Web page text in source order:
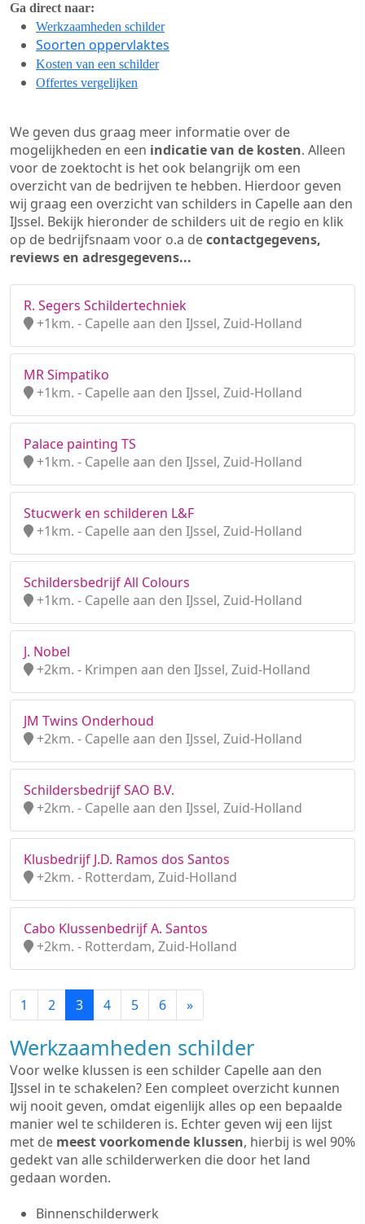
Ga direct naar:
Werkzaamheden schilder
Soorten oppervlaktes
Kosten van een schilder
Offertes vergelijken
We geven dus graag meer informatie over de
mogelijkheden en een indicatie van de kosten. Alleen
voor de zoektocht is het ook belangrijk om een
overzicht van de bedrijven te hebben. Hierdoor geven
wij graag een overzicht van schilders in Capelle aan den
IJssel. Bekijk hieronder de schilders uit de regio en klik
op de bedrijfsnaam voor o.a decontactgegevens,
reviews en adresgegevens...
R. Segers Schildertechniek
+1km. - Capelle aan den IJssel, Zuid-Holland
MR Simpatiko
+1km. - Capelle aan den IJssel, Zuid-Holland
Palace painting TS
+1km. - Capelle aan den IJssel, Zuid-Holland
Stucwerk en schilderen L&F
+1km. - Capelle aan den IJssel, Zuid-Holland
Schildersbedrijf All Colours
+1km. - Capelle aan den IJssel, Zuid-Holland
J. Nobel
+2km. - Krimpen aan den IJssel, Zuid-Holland
JM Twins Onderhoud
+2km. - Capelle aan den IJssel, Zuid-Holland
Schildersbedrijf SAO B.V.
+2km. - Capelle aan den IJssel, Zuid-Holland
Klusbedrijf J.D. Ramos dos Santos
+2km. - Rotterdam, Zuid-Holland
Cabo Klussenbedrijf A. Santos
+2km. - Rotterdam, Zuid-Holland
1 2 3 4 5 6 »
Werkzaamheden schilder
Voor welke klussen is een schilder Capelle aan den
IJssel in te schakelen? Een compleet overzicht kunnen
wij nooit geven, omdat eigenlijk alles op een bepaalde
manier wel te schilderen is. Echter geven wij een lijst
met de meest voorkomende klussen, hierbij is wel 90%
gedekt van alle schilderwerken die door het land
gedaan worden.
Binnenschilderwerk